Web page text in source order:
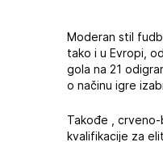
Moderan stil
tako i u Evropi,
gola na 21
o načinu igre
Takođe , crveno-
kvalifikacije za